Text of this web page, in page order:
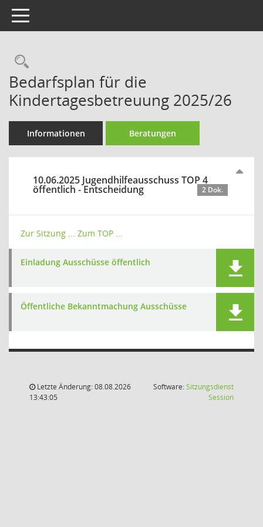
Toggle navigation
Rechercheauswahl
Bedarfsplan für die
Kindertagesbetreuung 2025/26
Informationen Beratungen
10.06.2025 Jugendhilfeausschuss TOP 4
öffentlich - Entscheidung 2 Dok.
Zur Sitzung ... Zum TOP ...
Einladung Ausschüsse öffentlich
Öffentliche Bekanntmachung Ausschüsse
Letzte Änderung: 08.08.2026
13:43:05
Software:Sitzungsdienst
Session(Wird in